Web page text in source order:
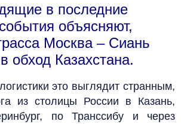
в последние
объясняют,
Москва – Сиань
обход Казахстана.
это выглядит странным,
из столицы России в Казань,
по Транссибу и через